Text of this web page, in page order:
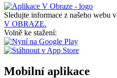
Sledujte informace z našeho webu v
V OBRAZE.
Volně ke stažení:
Mobilní aplikace